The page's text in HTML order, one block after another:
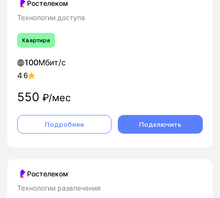
Ростелеком
Технологии доступа
Квартира
100Мбит/с
4.6
550 ₽/мес
Подробнее Подключить
Ростелеком
Технологии развлечения